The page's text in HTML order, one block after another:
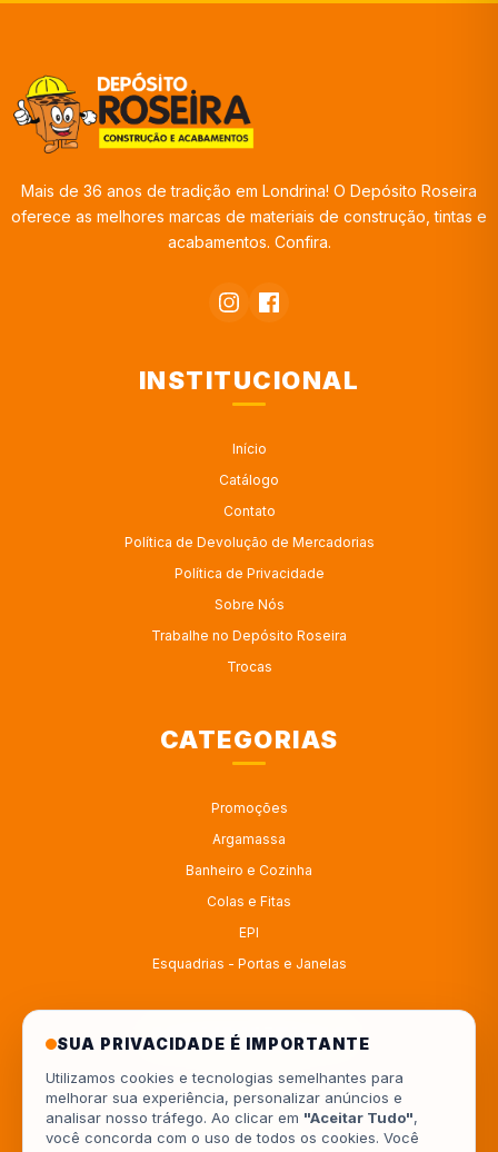
Mais de 36 anos de tradição em Londrina! O Depósito Roseira
oferece as melhores marcas de materiais de construção, tintas e
acabamentos. Confira.
INSTITUCIONAL
Início
Catálogo
Contato
Política de Devolução de Mercadorias
Política de Privacidade
Sobre Nós
Trabalhe no Depósito Roseira
Trocas
CATEGORIAS
Promoções
Argamassa
Banheiro e Cozinha
Colas e Fitas
EPI
Esquadrias - Portas e Janelas
ATENDIMENTO
4333414222
554333414222
SUA PRIVACIDADE É IMPORTANTE
Utilizamos cookies e tecnologias semelhantes para
melhorar sua experiência, personalizar anúncios e
analisar nosso tráfego. Ao clicar em "Aceitar Tudo",
você concorda com o uso de todos os cookies. Você